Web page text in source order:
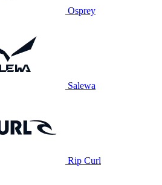
Osprey
Salewa
Rip Curl